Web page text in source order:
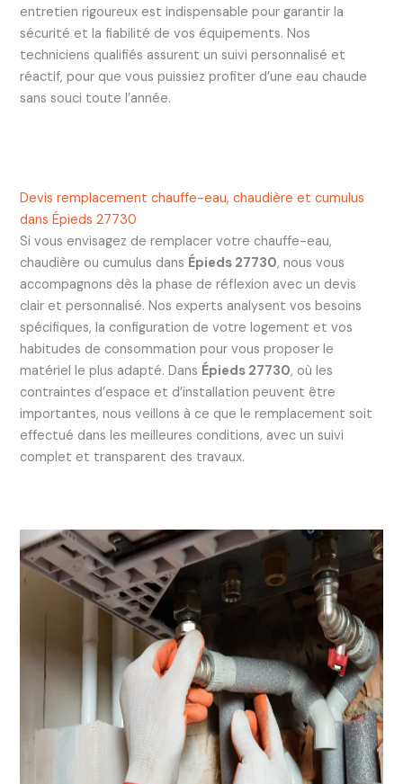
entretien rigoureux est indispensable pour garantir la
sécurité et la fiabilité de vos équipements. Nos
techniciens qualifiés assurent un suivi personnalisé et
réactif, pour que vous puissiez profiter d’une eau chaude
sans souci toute l’année.
Devis remplacement chauffe-eau, chaudière et cumulus
dans Épieds 27730
Si vous envisagez de remplacer votre chauffe-eau,
chaudière ou cumulus dans Épieds 27730, nous vous
accompagnons dès la phase de réflexion avec un devis
clair et personnalisé. Nos experts analysent vos besoins
spécifiques, la configuration de votre logement et vos
habitudes de consommation pour vous proposer le
matériel le plus adapté. Dans Épieds 27730, où les
contraintes d’espace et d’installation peuvent être
importantes, nous veillons à ce que le remplacement soit
effectué dans les meilleures conditions, avec un suivi
complet et transparent des travaux.